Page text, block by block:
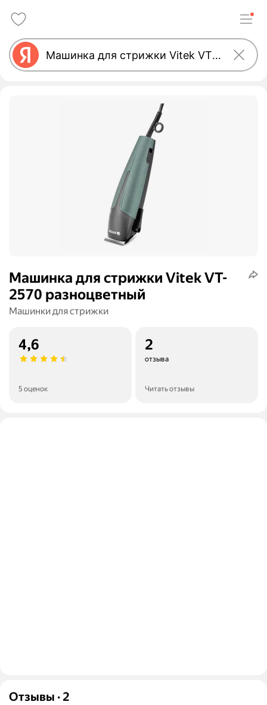
Машинка для стрижки Vitek VT-
2570 разноцветный
Машинки для стрижки
4,6
5 оценок
2
отзыва
Читать отзывы
Отзывы · 2